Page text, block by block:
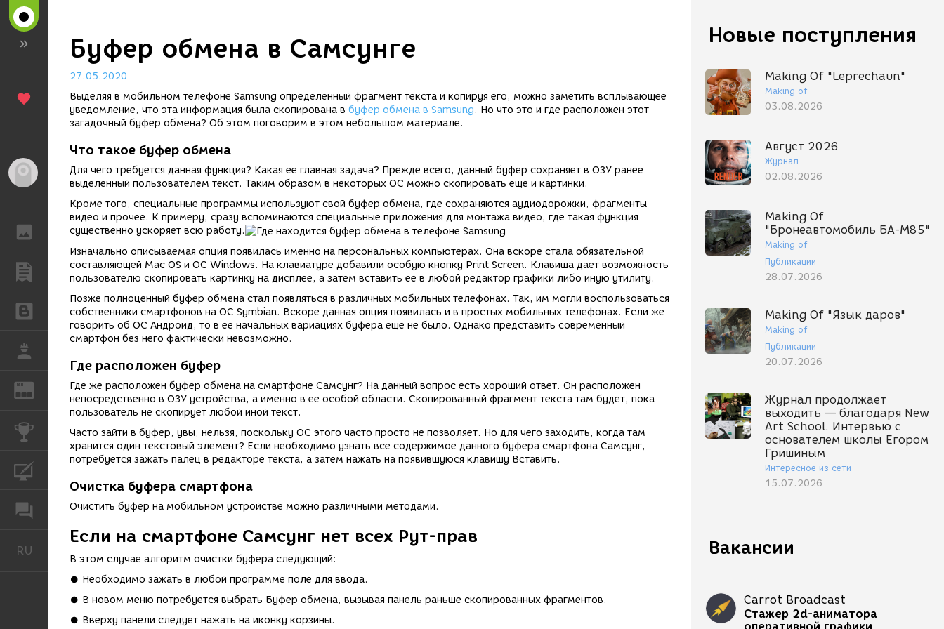
Гость
ГАЛЕРЕЯ
ПУБЛИКАЦИИ
БЛОГИ
REN ЖУРНАЛ
КОНКУРСЫ
ФОРУМ
RU
Новые поступления
Making Of "Leprechaun"
Making of
03.08.2026
Август 2026
Журнал
02.08.2026
Making Of
"Бронеавтомобиль БА-М85"
Making of
Публикации
28.07.2026
Making Of "Язык даров"
Making of
Публикации
20.07.2026
Журнал продолжает
выходить — благодаря New
Art School. Интервью с
основателем школы Егором
Гришиным
Интересное из сети
15.07.2026
Вакансии
Carrot Broadcast
Стажер 2d-аниматора
Буфер обмена в Самсунге
27.05.2020
Выделяя в мобильном телефоне Samsung определенный фрагмент текста и копируя его, можно заметить всплывающее
уведомление, что эта информация была скопирована в буфер обмена в Samsung. Но что это и где расположен этот
загадочный буфер обмена? Об этом поговорим в этом небольшом материале.
Что такое буфер обмена
Для чего требуется данная функция? Какая ее главная задача? Прежде всего, данный буфер сохраняет в ОЗУ ранее
выделенный пользователем текст. Таким образом в некоторых ОС можно скопировать еще и картинки.
Кроме того, специальные программы используют свой буфер обмена, где сохраняются аудиодорожки, фрагменты
видео и прочее. К примеру, сразу вспоминаются специальные приложения для монтажа видео, где такая функция
существенно ускоряет всю работу.
Изначально описываемая опция появилась именно на персональных компьютерах. Она вскоре стала обязательной
составляющей Mac OS и ОС Windows. На клавиатуре добавили особую кнопку Print Screen. Клавиша дает возможность
пользователю скопировать картинку на дисплее, а затем вставить ее в любой редактор графики либо иную утилиту.
Позже полноценный буфер обмена стал появляться в различных мобильных телефонах. Так, им могли воспользоваться
собственники смартфонов на ОС Symbian. Вскоре данная опция появилась и в простых мобильных телефонах. Если же
говорить об ОС Андроид, то в ее начальных вариациях буфера еще не было. Однако представить современный
смартфон без него фактически невозможно.
Где расположен буфер
Где же расположен буфер обмена на смартфоне Самсунг? На данный вопрос есть хороший ответ. Он расположен
непосредственно в ОЗУ устройства, а именно в ее особой области. Скопированный фрагмент текста там будет, пока
пользователь не скопирует любой иной текст.
Часто зайти в буфер, увы, нельзя, поскольку ОС этого часто просто не позволяет. Но для чего заходить, когда там
хранится один текстовый элемент? Если необходимо узнать все содержимое данного буфера смартфона Самсунг,
потребуется зажать палец в редакторе текста, а затем нажать на появившуюся клавишу Вставить.
Очистка буфера смартфона
Очистить буфер на мобильном устройстве можно различными методами.
Если на смартфоне Самсунг нет всех Рут-прав
В этом случае алгоритм очистки буфера следующий:
● Необходимо зажать в любой программе поле для ввода.
● В новом меню потребуется выбрать Буфер обмена, вызывая панель раньше скопированных фрагментов.
● Вверху панели следует нажать на иконку корзины.